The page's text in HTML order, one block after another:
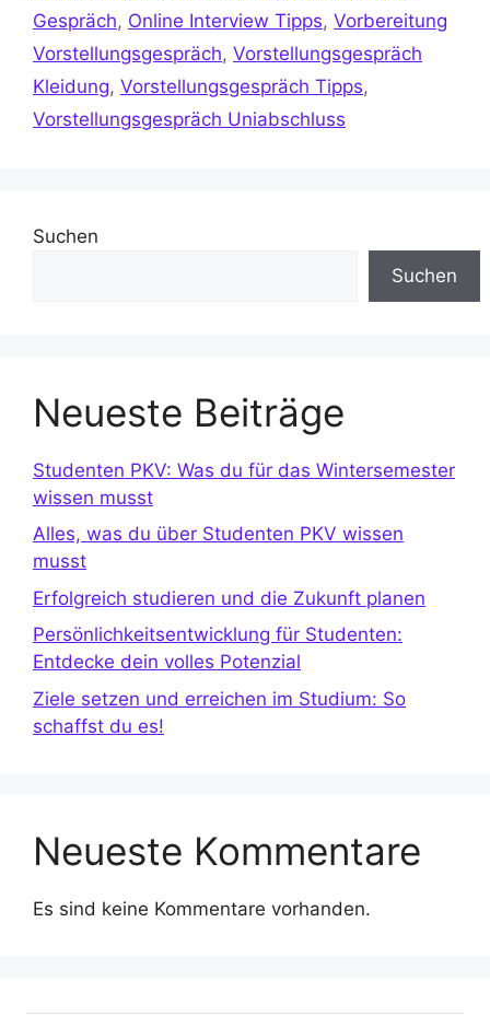
Gespräch, Online Interview Tipps, Vorbereitung
Vorstellungsgespräch, Vorstellungsgespräch
Kleidung, Vorstellungsgespräch Tipps,
Vorstellungsgespräch Uniabschluss
Suchen
Suchen
Neueste Beiträge
Studenten PKV: Was du für das Wintersemester
wissen musst
Alles, was du über Studenten PKV wissen
musst
Erfolgreich studieren und die Zukunft planen
Persönlichkeitsentwicklung für Studenten:
Entdecke dein volles Potenzial
Ziele setzen und erreichen im Studium: So
schaffst du es!
Neueste Kommentare
Es sind keine Kommentare vorhanden.